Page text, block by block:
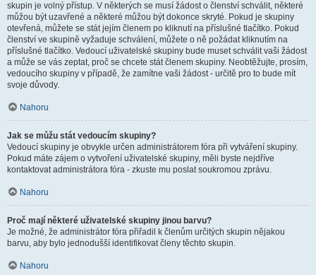
skupin je volný přístup. V některých se musí žádost o členství schválit, některé
můžou být uzavřené a některé můžou být dokonce skryté. Pokud je skupiny
otevřená, můžete se stát jejím členem po kliknutí na příslušné tlačítko. Pokud
členství ve skupině vyžaduje schválení, můžete o ně požádat kliknutím na
příslušné tlačítko. Vedoucí uživatelské skupiny bude muset schválit vaši žádost
a může se vás zeptat, proč se chcete stát členem skupiny. Neobtěžujte, prosím,
vedoucího skupiny v případě, že zamítne vaši žádost - určitě pro to bude mít
svoje důvody.
Nahoru
Jak se můžu stát vedoucím skupiny?
Vedoucí skupiny je obvykle určen administrátorem fóra při vytváření skupiny.
Pokud máte zájem o vytvoření uživatelské skupiny, měli byste nejdříve
kontaktovat administrátora fóra - zkuste mu poslat soukromou zprávu.
Nahoru
Proč mají některé uživatelské skupiny jinou barvu?
Je možné, že administrátor fóra přiřadil k členům určitých skupin nějakou
barvu, aby bylo jednodušší identifikovat členy těchto skupin.
Nahoru